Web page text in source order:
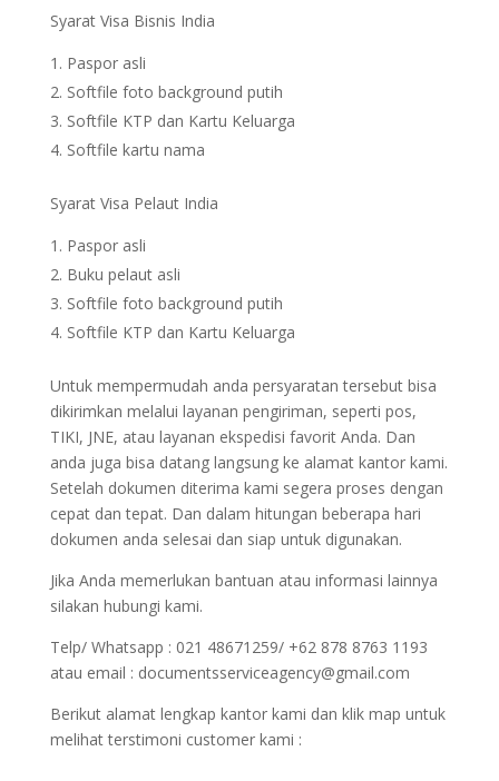
Syarat Visa Bisnis India
Paspor asli
Softfile foto background putih
Softfile KTP dan Kartu Keluarga
Softfile kartu nama
Syarat Visa Pelaut India
Paspor asli
Buku pelaut asli
Softfile foto background putih
Softfile KTP dan Kartu Keluarga
Untuk mempermudah anda persyaratan tersebut bisa
dikirimkan melalui layanan pengiriman, seperti pos,
TIKI, JNE, atau layanan ekspedisi favorit Anda. Dan
anda juga bisa datang langsung ke alamat kantor kami.
Setelah dokumen diterima kami segera proses dengan
cepat dan tepat. Dan dalam hitungan beberapa hari
dokumen anda selesai dan siap untuk digunakan.
Jika Anda memerlukan bantuan atau informasi lainnya
silakan hubungi kami.
Telp/ Whatsapp : 021 48671259/ +62 878 8763 1193
atau email : documentsserviceagency@gmail.com
Berikut alamat lengkap kantor kami dan klik map untuk
melihat terstimoni customer kami :